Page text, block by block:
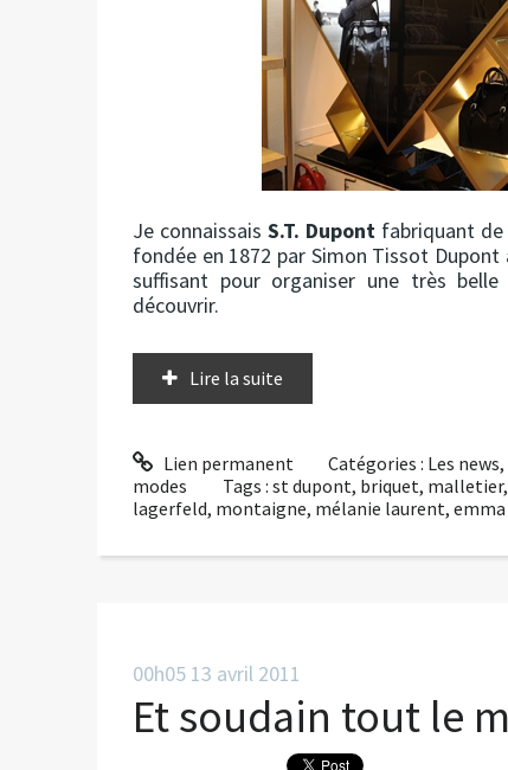
Je connaissaisS.T. Dupont fabriquant de
fondée en 1872 par Simon Tissot Dupont
suffisant pour organiser une très
découvrir.
Lire la suite
Lien permanent Catégories : Les news,
modes
Tags : st dupont, briquet, malletier,
lagerfeld, montaigne, mélanie laurent, emma
00h05 13 avril 2011
Et soudain tout le